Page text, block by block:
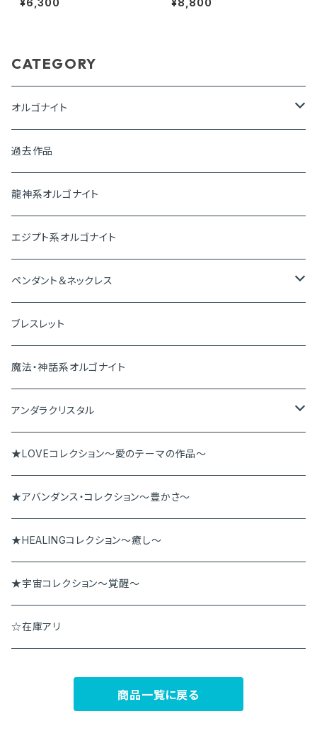
¥6,300 ¥8,800
CATEGORY
オルゴナイト
ピラミッド
盛り塩オルゴナイト
プレートオルゴナイト
神聖幾何学オルゴナイト
過去作品
龍神系オルゴナイト
エジプト系オルゴナイト
ペンダント＆ネックレス
ペンダントトップ
ピアス＆イヤリング
ブレスレット
ペンダント
その他
ブレスレット
魔法・神話系オルゴナイト
アンダラクリスタル
アンダラペンダント
アンダラブレス
★LOVEコレクション～愛のテーマの作品～
★アバンダンス・コレクション～豊かさ～
★HEALINGコレクション～癒し～
★宇宙コレクション～覚醒～
☆在庫アリ
商品一覧に戻る